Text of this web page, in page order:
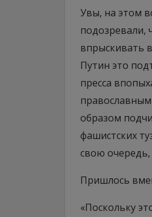
Увы, на этом
подозревали,
впрыскивать
Путин это
пресса
образом
фашистских
свою очередь,
Пришлось
«Поскольку